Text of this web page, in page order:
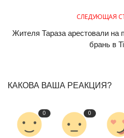
СЛЕДУЮЩАЯ
Жителя Тараза арестовали на
брань в
КАКОВА ВАША РЕАКЦИЯ?
0 0